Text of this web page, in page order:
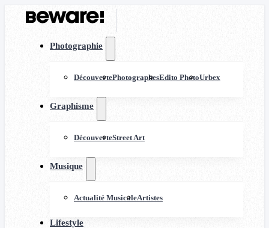
Photographie
DécouvertePhotographesEdito PhotoUrbex
Graphisme
DécouverteStreet Art
Musique
Actualité MusicaleArtistes
Lifestyle